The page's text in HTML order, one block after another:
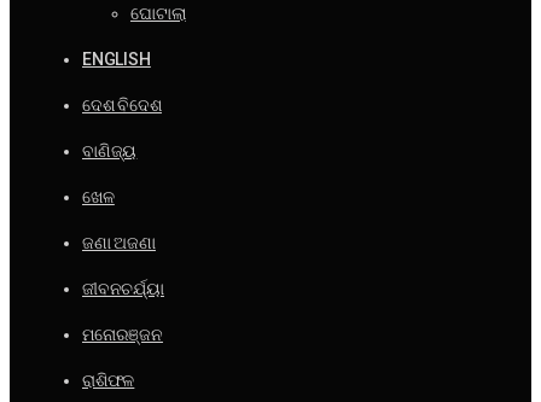
ଘୋଟାଲା
ENGLISH
ଦେଶ ବିଦେଶ
ବାଣିଜ୍ୟ
ଖେଳ
ଜଣା ଅଜଣା
ଜୀବନଚର୍ଯ୍ୟା
ମନୋରଞ୍ଜନ
ରାଶିଫଳ